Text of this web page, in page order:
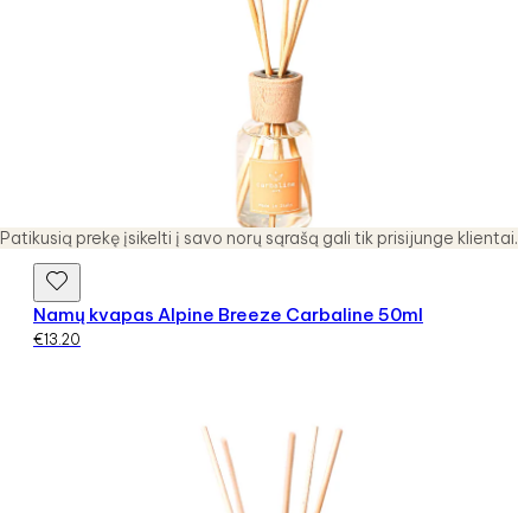
Patikusią prekę įsikelti į savo norų sąrašą gali tik prisijunge klientai.
Namų kvapas Alpine Breeze Carbaline 50ml
€13.20